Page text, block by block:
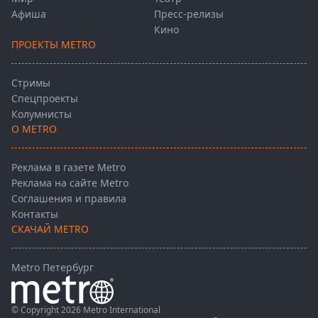
Афиша
Пресс-релизы
Кино
ПРОЕКТЫ METRO
Стримы
Спецпроекты
Колумнисты
О METRO
Реклама в газете Metro
Реклама на сайте Metro
Соглашения и правила
Контакты
СКАЧАЙ METRO
Metro Петербург
© Copyright 2026 Metro International